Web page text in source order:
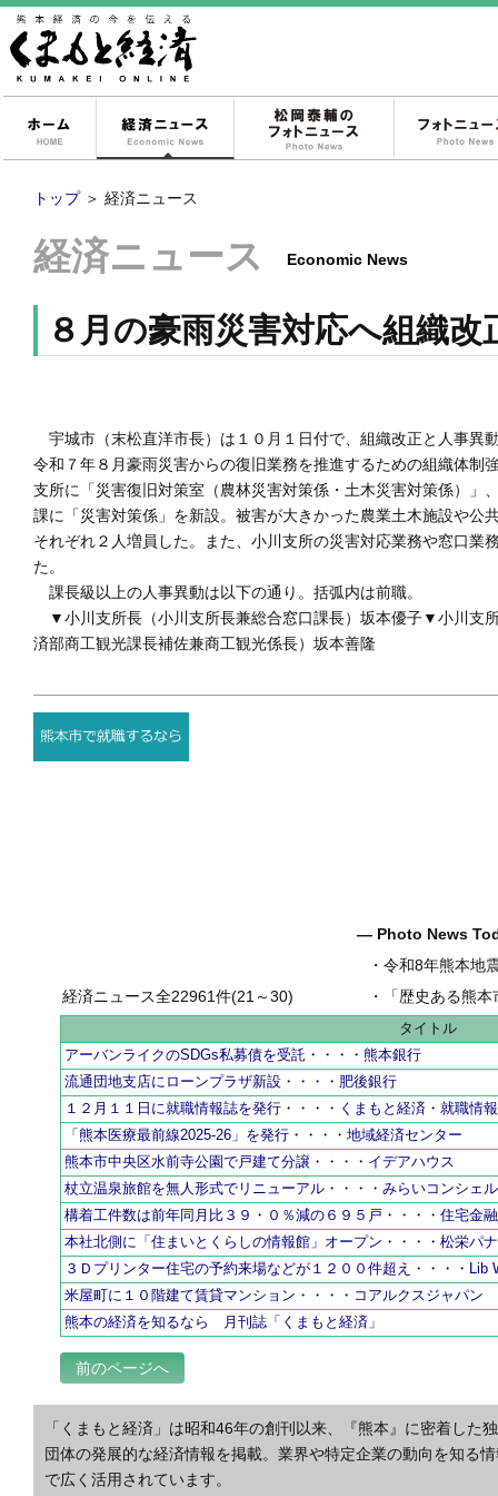
経済ニュース
トップ ＞ 経済ニュース
経済ニュース Economic News
８月の豪雨災害対応へ組織
宇城市（末松直洋市長）は１０月１日付で、組織改正と人事異
令和７年８月豪雨災害からの復旧業務を推進するための組織体
支所に「災害復旧対策室（農林災害対策係・土木災害対策係）
課に「災害対策係」を新設。被害が大きかった農業土木施設や
それぞれ２人増員した。また、小川支所の災害対応業務や窓口
た。
課長級以上の人事異動は以下の通り。括弧内は前職。
▼小川支所長（小川支所長兼総合窓口課長）坂本優子▼小川支
済部商工観光課長補佐兼商工観光係長）坂本善隆
― Photo News
・令和8年熊本地
・
「歴史ある熊本市の壷
経済ニュース全22961件(21～30)
タイトル
アーバンライクのSDGs私募債を受託・・・・熊本銀行
流通団地支店にローンプラザ新設・・・・肥後銀行
１２月１１日に就職情報誌を発行・・・・くまもと経済・就職情
「熊本医療最前線2025-26」を発行・・・・地域経済センター
熊本市中央区水前寺公園で戸建て分譲・・・・イデアハウス
杖立温泉旅館を無人形式でリニューアル・・・・みらいコンシェ
構着工件数は前年同月比３９・０％減の６９５戸・・・・住宅金
本社北側に「住まいとくらしの情報館」オープン・・・・松栄パ
３Ｄプリンター住宅の予約来場などが１２００件超え・・・・Lib
米屋町に１０階建て賃貸マンション・・・・コアルクスジャパン
熊本の経済を知るなら 月刊誌「くまもと経済」
前のページへ
「くまもと経済」は昭和46年の創刊以来、『熊本』に密着し
団体の発展的な経済情報を掲載。業界や特定企業の動向を知る
で広く活用されています。